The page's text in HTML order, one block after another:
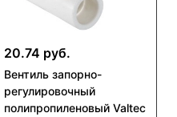
20.74 руб.
Вентиль запорно-
регулировочный
полипропиленовый Valtec